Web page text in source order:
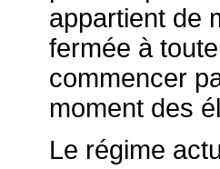
appartient de
fermée à
commencer
moment des
Le régime